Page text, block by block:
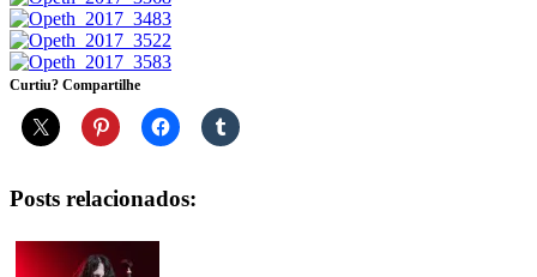
Curtiu? Compartilhe
Posts relacionados: